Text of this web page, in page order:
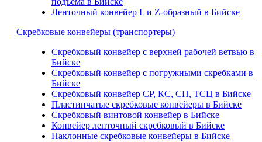
Ленточный конвейер L и Z-образный в Бийске
Скребковые конвейеры (транспортеры)
Скребковый конвейер с верхней рабочей ветвью в
Бийске
Скребковый конвейер с погружными скребками в
Бийске
Скребковый конвейер СР, КС, СП, ТСЦ в Бийске
Пластинчатые скребковые конвейеры в Бийске
Скребковый винтовой конвейер в Бийске
Конвейер ленточный скребковый в Бийске
Наклонные скребковые конвейеры в Бийске